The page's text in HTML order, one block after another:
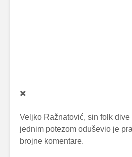
Veljko Ražnatović, sin folk
jednim potezom oduševio je
brojne komentare.